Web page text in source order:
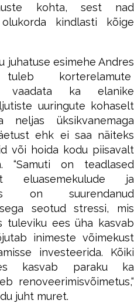
kohta, sest nad
kindlasti kõige
juhatuse esimehe Andres
korterelamute
vaadata ka elanike
uuringute kohaselt
üksikvanemaga
ehk ei saa näiteks
või hoida kodu piisavalt
“Samuti on teadlased
eluasemekulude ja
on suurendanud
seotud stressi, mis
tuleviku ees üha kasvab
inimeste võimekust
investeerida. Kõiki
kasvab paraku ka
renoveerimisvõimetus,“
juht muret.